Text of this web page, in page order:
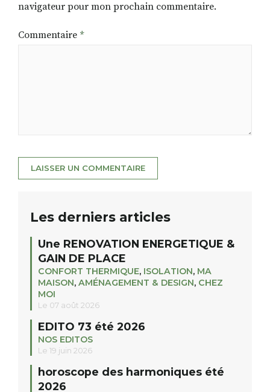
navigateur pour mon prochain commentaire.
Commentaire *
Les derniers articles
Une RENOVATION ENERGETIQUE &
GAIN DE PLACE
CONFORT THERMIQUE, ISOLATION, MA
MAISON, AMÉNAGEMENT & DESIGN, CHEZ
MOI
Le 07 août 2026
EDITO 73 été 2026
NOS EDITOS
Le 19 juin 2026
horoscope des harmoniques été
2026